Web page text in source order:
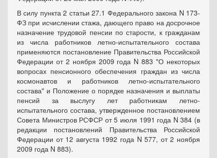
В силу пункта 2 статьи 27.1 Федерального закона N 173-
ФЗ при исчислении стажа, дающего право на досрочное
назначение трудовой пенсии по старости, к гражданам
из числа работников летно-испытательного состава
применяются постановление Правительства Российской
Федерации от 2 ноября 2009 года N 883 "О некоторых
вопросах пенсионного обеспечения граждан из числа
космонавтов и работников летно-испытательного
состава" и Положение о порядке назначения и выплаты
пенсий за выслугу лет работникам летно-
испытательного состава, утвержденное постановлением
Совета Министров РСФСР от 5 июля 1991 года N 384 (в
редакции постановлений Правительства Российской
Федерации от 12 августа 1992 года N 577, от 2 ноября
2009 года N 883).